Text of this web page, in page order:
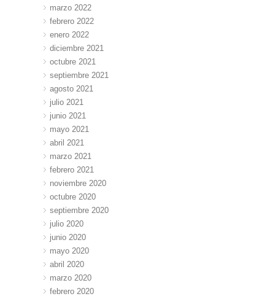
marzo 2022
febrero 2022
enero 2022
diciembre 2021
octubre 2021
septiembre 2021
agosto 2021
julio 2021
junio 2021
mayo 2021
abril 2021
marzo 2021
febrero 2021
noviembre 2020
octubre 2020
septiembre 2020
julio 2020
junio 2020
mayo 2020
abril 2020
marzo 2020
febrero 2020